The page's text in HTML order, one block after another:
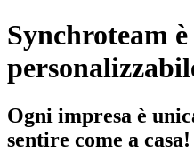
Synchroteam
Ogni impresa è
sentire come a casa!